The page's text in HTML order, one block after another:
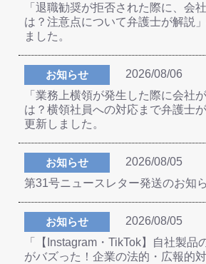
「退職勧奨が拒否された際に、会
は？注意点について弁護士が解説
ました。
お知らせ
2026/08/06
「業務上横領が発生した際に会社
は？横領社員への対応まで弁護士
更新しました。
お知らせ
2026/08/05
第31号ニュースレター発送のお知
お知らせ
2026/08/05
「【Instagram・TikTok】自社製品
がバズった！企業の法的・広報的